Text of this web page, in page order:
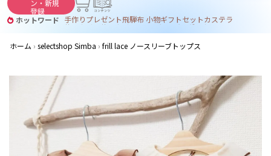
ン・新規
登録
ホットワード 手作りプレゼント飛騨布 小物ギフトセットカステラ
サヌカイト コーヒー
ジンギスカン
ホーム
selectshop Simba frill lace ノースリーブトップス